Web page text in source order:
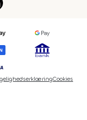
Cookies